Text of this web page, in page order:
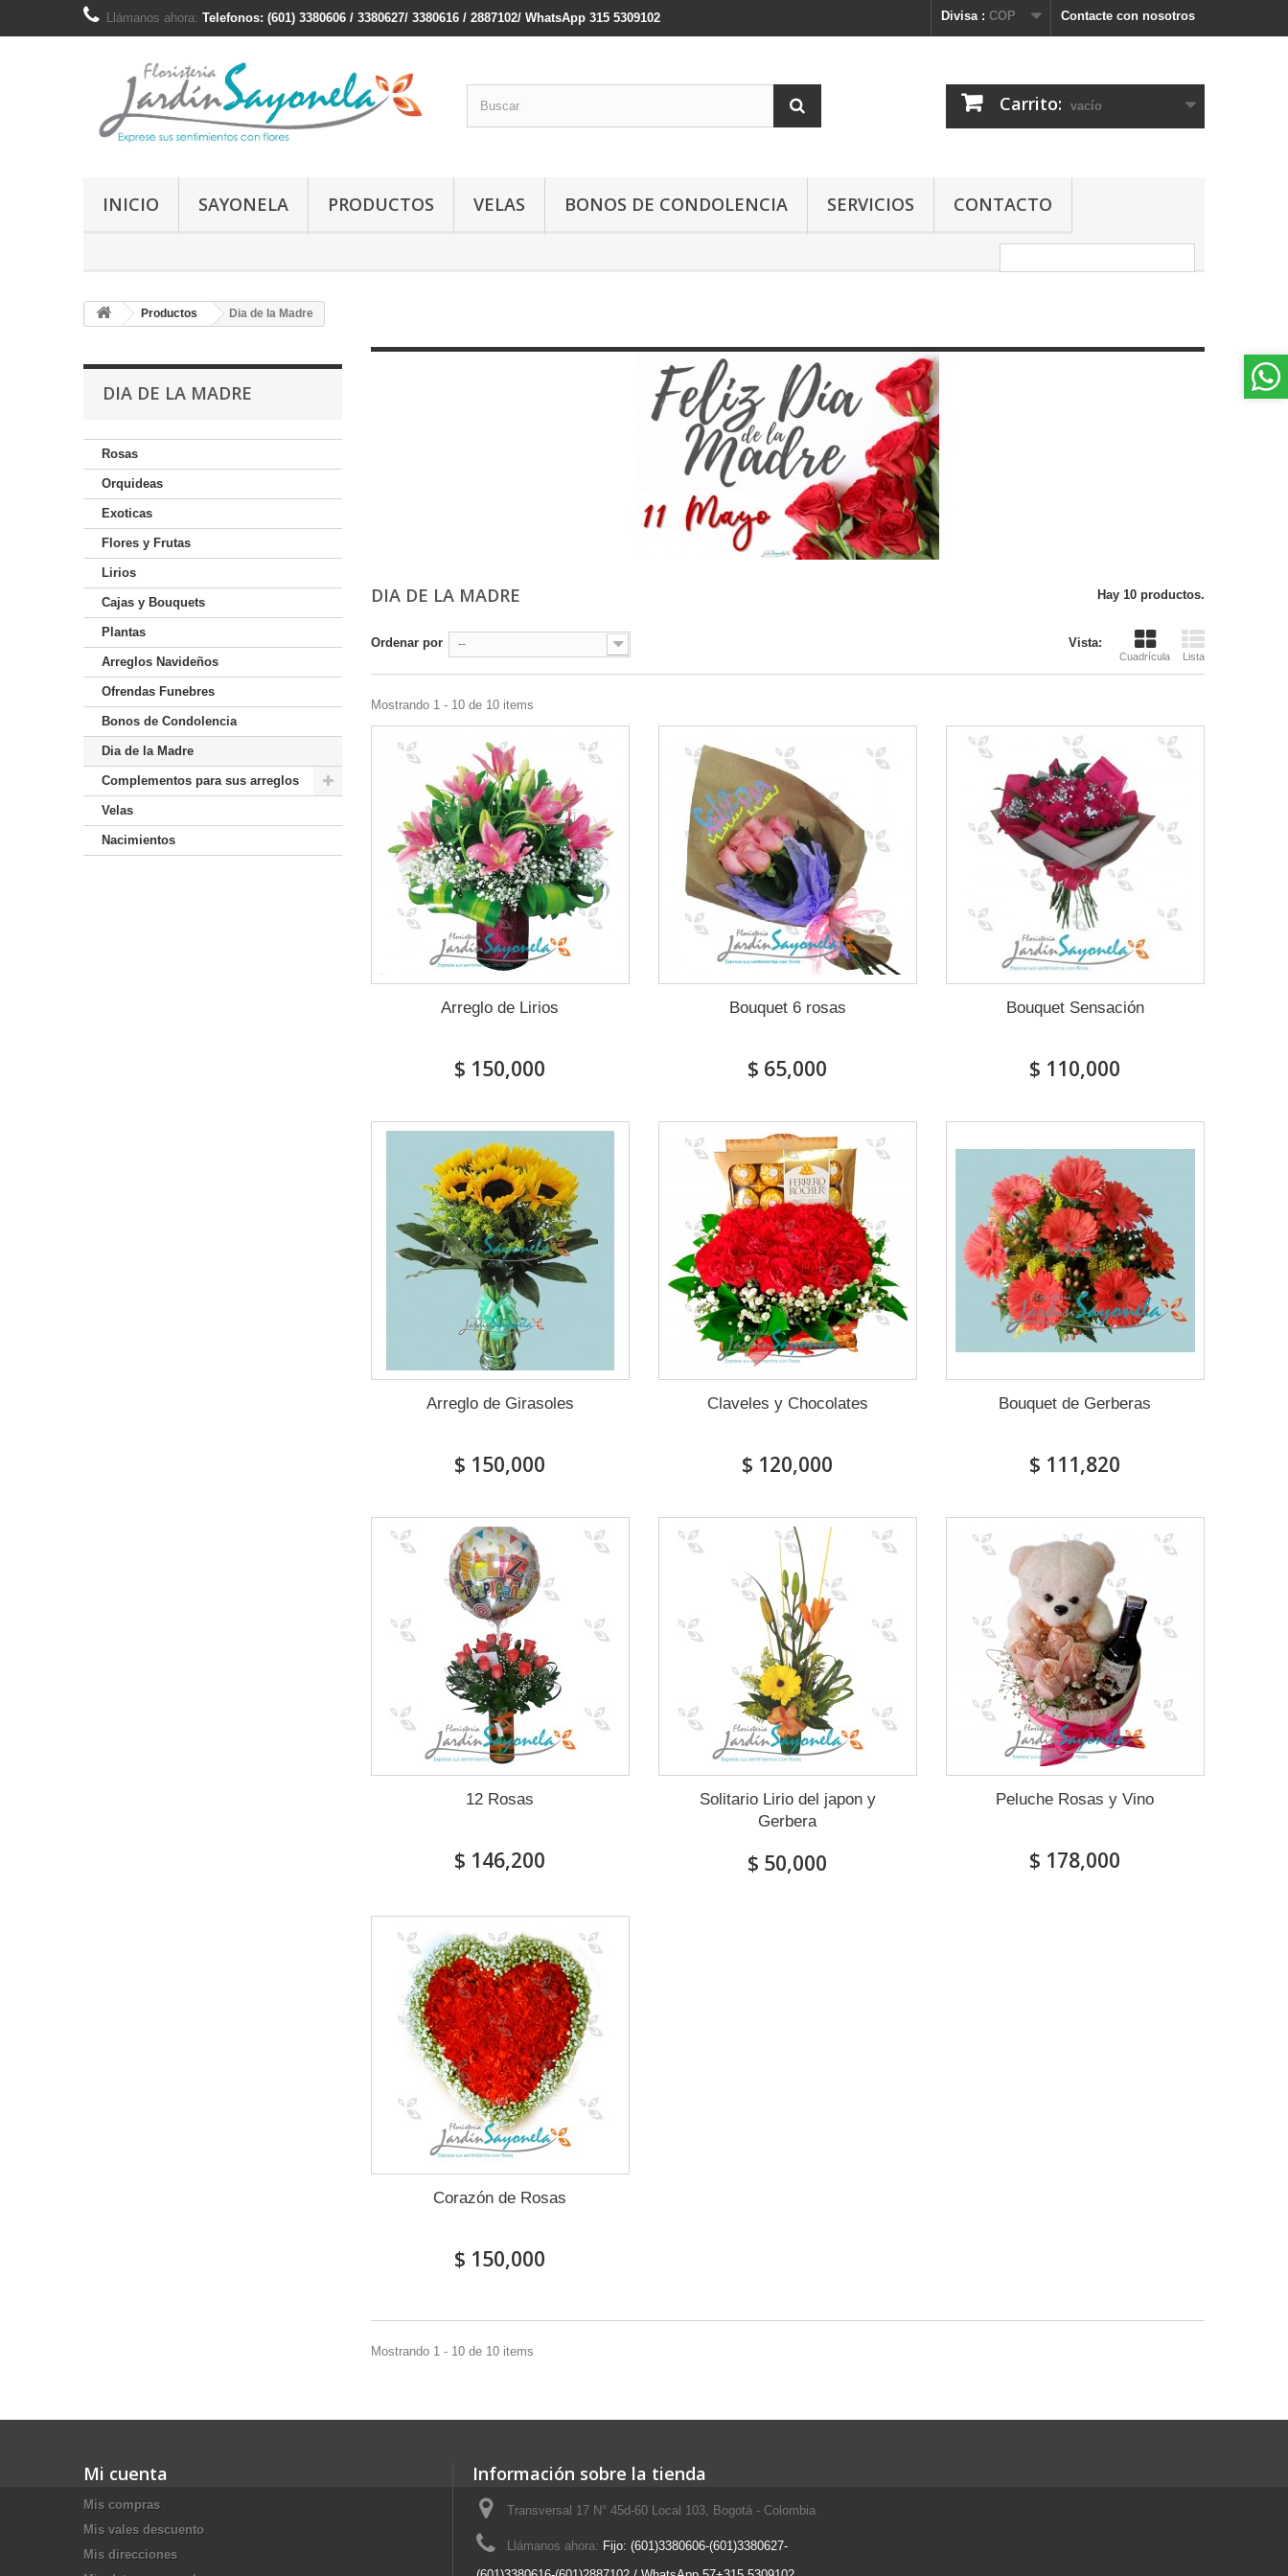
Contacte con nosotros
Llámanos ahora: Telefonos: (601) 3380606 / 3380627/ 3380616 / 2887102/ WhatsApp 315 5309102 Divisa : COP
Carrito: vacío
INICIO SAYONELA PRODUCTOS VELAS BONOS DE CONDOLENCIA SERVICIOS CONTACTO
Productos Dia de la Madre
DIA DE LA MADRE
Rosas
Orquideas
Exoticas
Flores y Frutas
Lirios
Cajas y Bouquets
Plantas
Arreglos Navideños
Ofrendas Funebres
Bonos de Condolencia
Dia de la Madre
Complementos para sus arreglos
Velas
Nacimientos
DIA DE LA MADRE Hay 10 productos.
Vista:
Cuadrícula Lista
Ordenar por --
Mostrando 1 - 10 de 10 items
Arreglo de Lirios
$ 150,000
Bouquet 6 rosas
$ 65,000
Bouquet Sensación
$ 110,000
Arreglo de Girasoles
$ 150,000
Claveles y Chocolates
$ 120,000
Bouquet de Gerberas
$ 111,820
12 Rosas
$ 146,200
Solitario Lirio del japon y
Gerbera
$ 50,000
Peluche Rosas y Vino
$ 178,000
Corazón de Rosas
$ 150,000
Mostrando 1 - 10 de 10 items
Mi cuenta
Mis compras
Mis vales descuento
Mis direcciones
Información sobre la tienda
Transversal 17 N° 45d-60 Local 103, Bogotá - Colombia
Llámanos ahora: Fijo: (601)3380606-(601)3380627-